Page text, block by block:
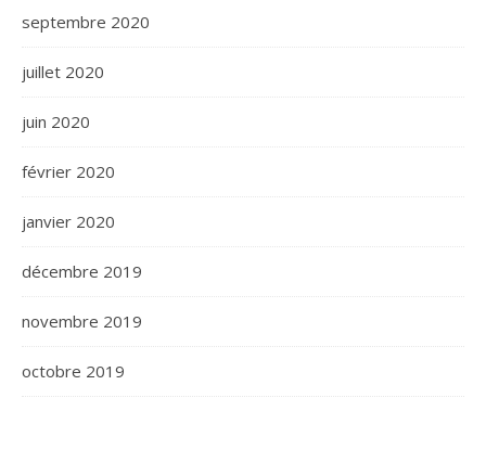
septembre 2020
juillet 2020
juin 2020
février 2020
janvier 2020
décembre 2019
novembre 2019
octobre 2019